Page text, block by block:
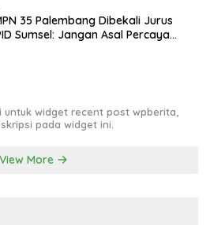
35 Palembang Dibekali Jurus
Sumsel: Jangan Asal Percaya
untuk widget recent post wpberita,
pada widget ini.
View More